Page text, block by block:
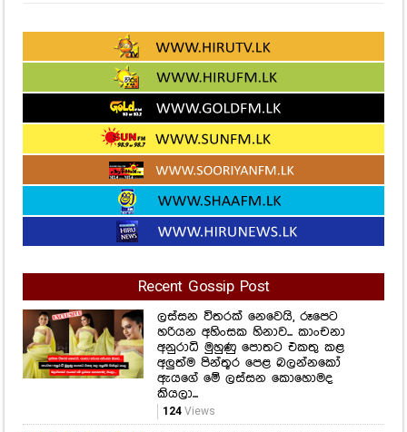
Recent Gossip Post
ලස්සන විතරක් නෙවෙයි, රූපෙට
හරියන අහිංසක හිනාව... කාංචනා
අනුරාධි මුහුණු පොතට එකතු කළ
අලුත්ම පින්තූර පෙළ බලන්නකෝ
ඇයගේ මේ ලස්සන කොහොමද
කියලා...
124Views